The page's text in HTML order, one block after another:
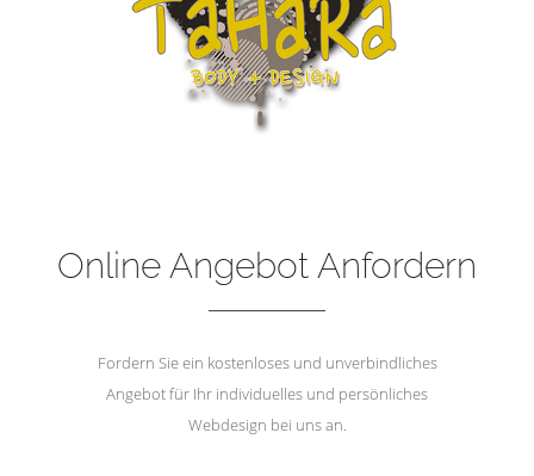
Online Angebot Anfordern
Fordern Sie ein kostenloses und unverbindliches
Angebot für Ihr individuelles und persönliches
Webdesign bei uns an.